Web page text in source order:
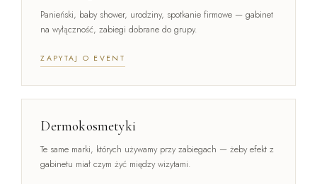
Panieński, baby shower, urodziny, spotkanie firmowe — gabinet
na wyłączność, zabiegi dobrane do grupy.
ZAPYTAJ O EVENT
Dermokosmetyki
Te same marki, których używamy przy zabiegach — żeby efekt z
gabinetu miał czym żyć między wizytami.